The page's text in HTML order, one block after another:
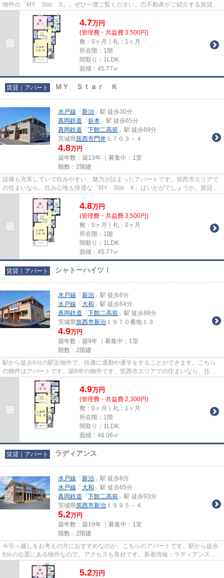
物件の「MY Star S」。ぜひ一度ご覧ください。巴不動産がご紹介する賃貸物
件はいかがでしょうか。主に筑...
4.7万円
(管理費・共益費 3,500円)
敷：0ヶ月｜礼：1ヶ月
所在階：1階
間取り：1LDK
面積：45.77㎡
賃貸｜アパート ＭＹ Ｓｔａｒ Ｋ
水戸線 「 新治 」駅 徒歩30分
真岡鉄道 「 折本 」駅 徒歩65分
真岡鉄道 「 下館二高前 」駅 徒歩69分
茨城県筑西市門井 １７０３－４
4.8万円
築年数：築13年 ｜募集中： 1室
階数：2階建
設備も充実していて住みやすい、魅力が詰まったアパートです。筑西市エリアで
の住まいなら、住み心地も快適な「MY Star K」はいかがでしょうか。賃貸物
件をお探しの方は、当社にお任...
4.8万円
(管理費・共益費 3,500円)
敷：0ヶ月｜礼：0ヶ月
所在階：1階
間取り：1LDK
面積：45.77㎡
賃貸｜アパート シャトーハイツⅠ
水戸線 「 新治 」駅 徒歩6分
水戸線 「 大和 」駅 徒歩64分
真岡鉄道 「 下館二高前 」駅 徒歩88分
茨城県筑西市新治 １９７０番地１３
4.9万円
築年数：築9年 ｜募集中： 1室
階数：2階建
駅から徒歩6分の駅近物件で、快適に通勤や通学をすることができます。こちら
の物件はアパートです。築8年の物件です。筑西市エリアでの住まいなら、住み
心地も快適な「シャトーハイツⅠ...
4.9万円
(管理費・共益費 2,300円)
敷：0ヶ月｜礼：1ヶ月
所在階：1階
間取り：1LDK
面積：46.06㎡
賃貸｜アパート ラディアンス
水戸線 「 新治 」駅 徒歩6分
水戸線 「 大和 」駅 徒歩65分
真岡鉄道 「 下館二高前 」駅 徒歩93分
茨城県筑西市新治 １９９５－４
5.2万円
築年数：築19年 ｜募集中： 1室
階数：2階建
今引っ越しをお考えの方におすすめなのが、こちらのアパートです。駅から徒歩
6分の位置にある物件なので、アクセスも良好です。新着情報：ラディアンスの
空室情報ならコチラ。筑西市に...
5.2万円